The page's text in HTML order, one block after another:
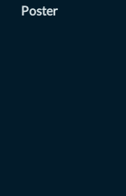
Poster